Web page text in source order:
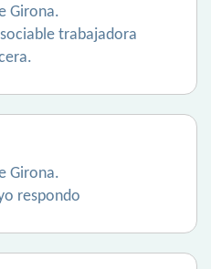
Girona.
trabajadora
Girona.
respondo